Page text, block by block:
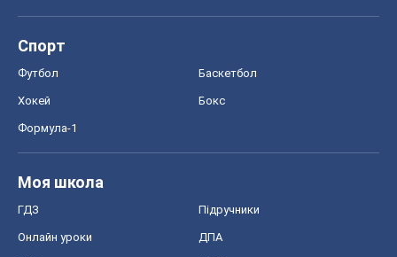
Спорт
Футбол Баскетбол
Хокей Бокс
Формула-1
Моя школа
ГДЗ Підручники
Онлайн уроки ДПА